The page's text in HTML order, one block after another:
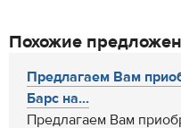
Похожие
Предлагаем Вам
Барс на...
Предлагаем Вам